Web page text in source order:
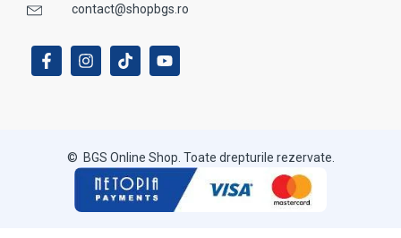
contact@shopbgs.ro
© BGS Online Shop. Toate drepturile rezervate.